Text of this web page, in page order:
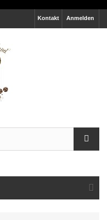
Anmelden
Kontakt